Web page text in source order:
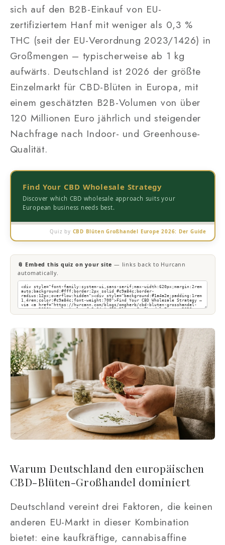
sich auf den B2B-Einkauf von EU-
zertifiziertem Hanf mit weniger als 0,3 %
THC (seit der EU-Verordnung 2023/1426) in
Großmengen – typischerweise ab 1 kg
aufwärts. Deutschland ist 2026 der größte
Einzelmarkt für CBD-Blüten in Europa, mit
einem geschätzten B2B-Volumen von über
120 Millionen Euro jährlich und steigender
Nachfrage nach Indoor- und Greenhouse-
Qualität.
Find Your CBD Wholesale Strategy
Discover which CBD wholesale approach suits your
European business needs best.
Quiz by CBD Blüten Großhandel Europe 2026: Der Guide
📎 Embed this quiz on your site — links back to Hurcann
automatically.
Warum Deutschland den europäischen
CBD-Blüten-Großhandel dominiert
Deutschland vereint drei Faktoren, die keinen
anderen EU-Markt in dieser Kombination
bietet: eine kaufkräftige, cannabisaffine